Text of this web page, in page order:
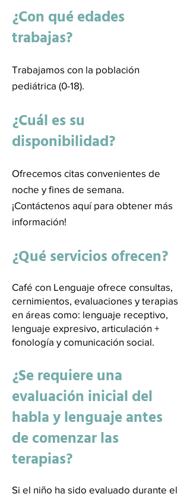
¿Con qué edades
trabajas?
Trabajamos con la población
pediátrica (0-18).
¿Cuál es su
disponibilidad?
Ofrecemos citas convenientes de
noche y fines de semana.
¡Contáctenos aquí para obtener más
información!
¿Qué servicios ofrecen?
Café con Lenguaje ofrece consultas,
cernimientos, evaluaciones y terapias
en áreas como: lenguaje receptivo,
lenguaje expresivo, articulación +
fonología y comunicación social.
¿Se requiere una
evaluación inicial del
habla y lenguaje antes
de comenzar las
terapias?
Si el niño ha sido evaluado durante el